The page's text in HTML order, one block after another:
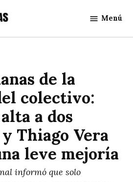
Noticias
Menú
de la
colectivo:
a dos
Thiago Vera
leve mejoría
informó que solo